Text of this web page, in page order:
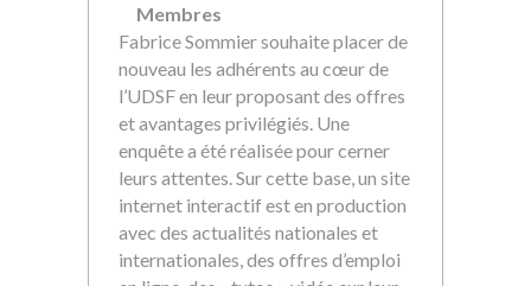
Membres
Fabrice Sommier souhaite placer de
nouveau les adhérents au cœur de
l’UDSF en leur proposant des offres
et avantages privilégiés. Une
enquête a été réalisée pour cerner
leurs attentes. Sur cette base, un site
internet interactif est en production
avec des actualités nationales et
internationales, des offres d’emploi